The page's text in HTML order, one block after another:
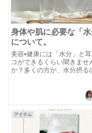
身体や肌に必要な「水
について。
美容•健康には「水分」と
コができるくらい聞きませ
か？多くの方が、水分摂る
ないのか？今更、水分の種
み方人に聞けな〜いことに
て、書いてみました是非、
まで読んで...
アイテム